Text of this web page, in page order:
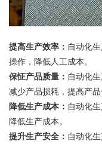
提高生产效率： 自动化
操作，降低人工成本。
保怔产品质量： 自动化
减少产品损耗，提高产品
降低生产成本： 自动化
降低生产成本。
提升生产安全： 自动化